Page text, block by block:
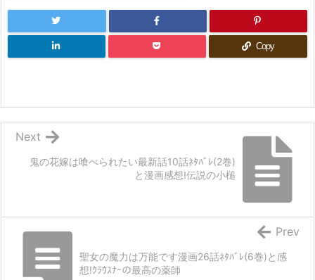
Copy
鬼の花嫁は喰べられたい最新話10話ﾈﾀﾊﾞﾚ(2巻)
と漫画感想!伝説の小槌
Next
聖女の魔力は万能です漫画26話ﾈﾀﾊﾞﾚ(6巻)と感
想!ｸﾗｳｽﾅｰの最高の薬師
Prev